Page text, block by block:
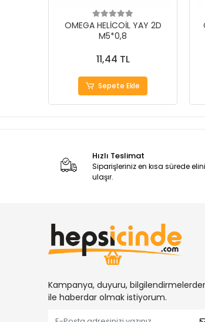
OMEGA HELİCOİL YAY 2D
M5*0,8
11,44 TL
Sepete Ekle
Hızlı Teslimat
Siparişleriniz en kısa sürede
ulaşır.
Kampanya, duyuru,
ile haberdar olmak istiyorum.